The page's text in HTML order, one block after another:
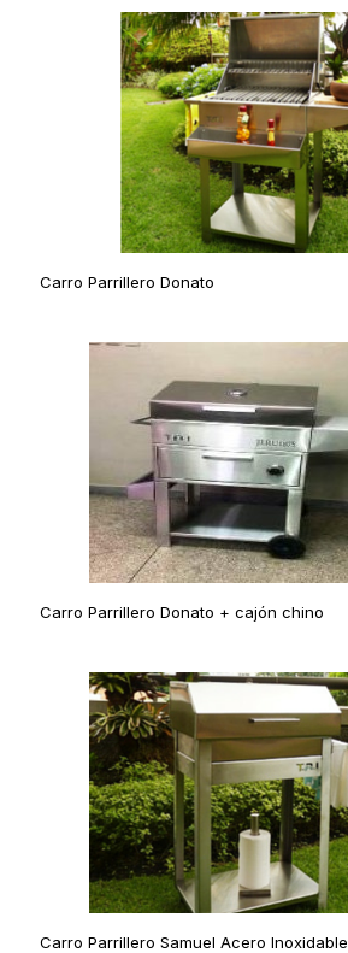
Carro Parrillero Donato
Carro Parrillero Donato + cajón chino
Carro Parrillero Samuel Acero Inoxidable